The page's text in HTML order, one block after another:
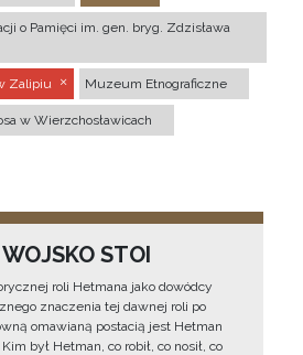
o Pamięci im. gen. bryg. Zdzisława
Zalipiu Muzeum Etnograficzne
w Wierzchosławicach
STOI
roli Hetmana jako dowódcy
znaczenia tej dawnej roli po
omawianą postacią jest Hetman
był Hetman, co robił, co nosił, co